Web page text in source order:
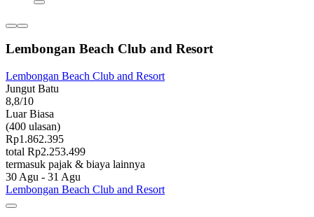
Lembongan Beach Club and Resort
Lembongan Beach Club and Resort
Jungut Batu
8,8/10
Luar Biasa
(400 ulasan)
Rp1.862.395
total Rp2.253.499
termasuk pajak & biaya lainnya
30 Agu - 31 Agu
Lembongan Beach Club and Resort